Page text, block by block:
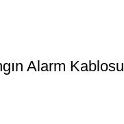
Alarm Kablosu